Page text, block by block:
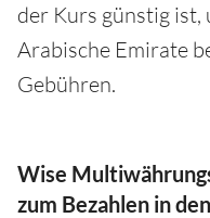
der Kurs günstig
Arabische Emirate
Gebühren.
Wise
zum Bezahlen in